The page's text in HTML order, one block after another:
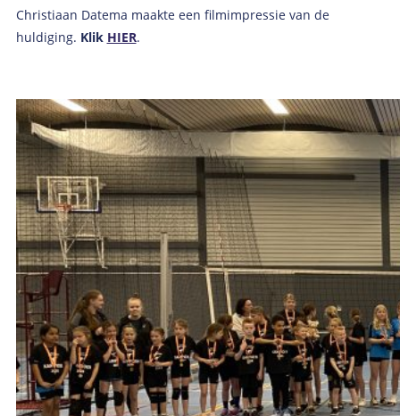
Christiaan Datema maakte een filmimpressie van de
huldiging. Klik HIER.